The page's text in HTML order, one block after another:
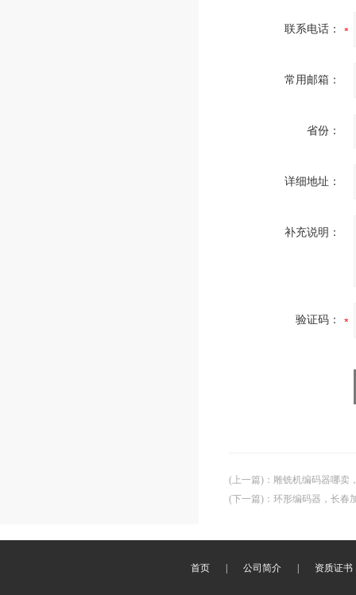
联系电话：
常用邮箱：
省份：
详细地址：
补充说明：
验证码：
(上一篇) ： 雕铣机编码器哪卖
(下一篇) ： 环形编码器，长春
首页 公司简介 资质证书